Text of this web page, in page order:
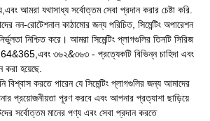
আমরা যথাসাধ্য সর্বোত্তম সেবা প্রদান করার চেষ্টা করি.
নন-রোটেশনাল কাঠামোর জন্য পরিচিত, সিমেন্টিং অপারেশন
নিশ্চিত করে। আমরা সিমেন্টিং প্লাগগুলির তিনটি সিরিজ
৩৬২&৩৬৩ - প্রত্যেকটি বিভিন্ন চাহিদা এবং
করা হয়েছে.
করতে পারেন যে সিমেন্টিং প্লাগগুলির জন্য আমাদের
প্রয়োজনীয়তা পূরণ করবে এবং আপনার প্রত্যাশা ছাড়িয়ে
সর্বোত্তম মানের পণ্য এবং সেবা প্রদান করতে